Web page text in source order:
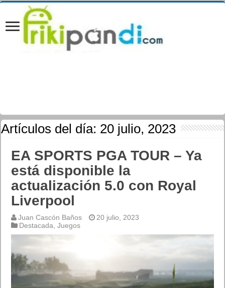
Artículos del día: 20 julio, 2023
EA SPORTS PGA TOUR – Ya
está disponible la
actualización 5.0 con Royal
Liverpool
Juan Cascón Baños
20 julio, 2023
Destacada ,Juegos